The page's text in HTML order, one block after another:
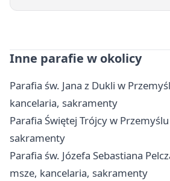
Inne parafie w okolicy
Parafia św. Jana z Dukli w
kancelaria, sakramenty
Parafia Świętej Trójcy w
sakramenty
Parafia św. Józefa Sebastiana
msze, kancelaria, sakramenty